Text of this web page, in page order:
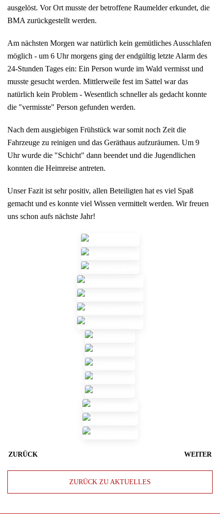
ausgelöst. Vor Ort musste der betroffene Raumelder erkundet, die
BMA zurückgestellt werden.
Am nächsten Morgen war natürlich kein gemütliches Ausschlafen
möglich - um 6 Uhr morgens ging der endgültig letzte Alarm des
24-Stunden Tages ein: Ein Person wurde im Wald vermisst und
musste gesucht werden. Mittlerweile fest im Sattel war das
natürlich kein Problem - Wesentlich schneller als gedacht konnte
die "vermisste" Person gefunden werden.
Nach dem ausgiebigen Frühstück war somit noch Zeit die
Fahrzeuge zu reinigen und das Geräthaus aufzuräumen. Um 9
Uhr wurde die "Schicht" dann beendet und die Jugendlichen
konnten die Heimreise antreten.
Unser Fazit ist sehr positiv, allen Beteiligten hat es viel Spaß
gemacht und es konnte viel Wissen vermittelt werden. Wir freuen
uns schon aufs nächste Jahr!
ZURÜCK WEITER
ZURÜCK ZU AKTUELLES